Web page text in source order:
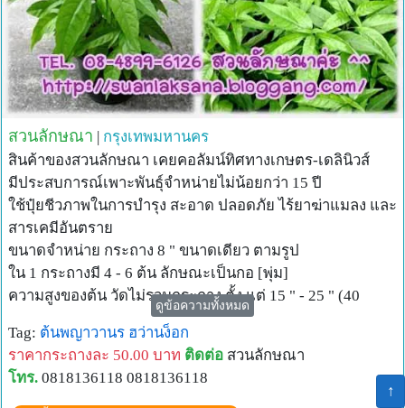
สวนลักษณา
กรุงเทพมหานคร
สินค้าของสวนลักษณา เคยคอลัมน์ทิศทางเกษตร-เดลินิวส์
มีประสบการณ์เพาะพันธุ์จำหน่ายไม่น้อยกว่า 15 ปี
ใช้ปุ๋ยชีวภาพในการบำรุง สะอาด ปลอดภัย ไร้ยาฆ่าแมลง และ
สารเคมีอันตราย
ขนาดจำหน่าย กระถาง 8 " ขนาดเดียว ตามรูป
ใน 1 กระถางมี 4 - 6 ต้น ลักษณะเป็นกอ [พุ่ม]
ความสูงของต้น วัดไม่รวมกระถาง ตั้ง แต่ 15 " - 25 " (40
ราคาปลีก :-
ราคาปลีก กระถางละ 50 บาท
บริการจัดส่ง EMS ทั่วประเทศไทย สำหรับลูกค้าที่ไม่สะดวกมา
ดูข้อความทั้งหมด
Tag: ต้นพญาวานร ฮว่านง็อก
ราคากระถางละ 50.00 บาท ติดต่อ สวนลักษณา
โทร. 0818136118 0818136118
↑